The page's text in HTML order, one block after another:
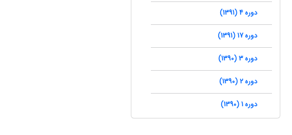
دوره 4 (1391)
دوره 17 (1391)
دوره 3 (1390)
دوره 2 (1390)
دوره 1 (1390)